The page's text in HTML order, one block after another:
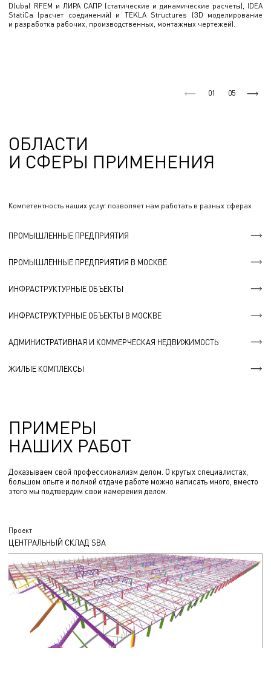
Наши эксперты по железобетонным конструкциям знают,
как найти подход к любому проекту, будь то жилой дом или
Dlubal RFEM и ЛИРА САПР (статические и динамические расчеты), IDEA
StatiCa (расчет соединений) и TEKLA Structures (ЗD моделирование
и разработка рабочих, производственных, монтажных чертежей).
01 05
ОБЛАСТИ
И СФЕРЫ ПРИМЕНЕНИЯ
Компетентность наших услуг позволяет нам работать в разных сферах
ПРОМЫШЛЕННЫЕ ПРЕДПРИЯТИЯ
ПРОМЫШЛЕННЫЕ ПРЕДПРИЯТИЯ В МОСКВЕ
ИНФРАСТРУКТУРНЫЕ ОБЪЕКТЫ
ИНФРАСТРУКТУРНЫЕ ОБЪЕКТЫ В МОСКВЕ
АДМИНИСТРАТИВНАЯ И КОММЕРЧЕСКАЯ НЕДВИЖИМОСТЬ
ЖИЛЫЕ КОМПЛЕКСЫ
ПРИМЕРЫ
НАШИХ РАБОТ
Доказываем свой профессионализм делом. О крутых специалистах,
большом опыте и полной отдаче работе можно написать много, вместо
этого мы подтвердим свои намерения делом.
Проект
ЦЕНТРАЛЬНЫЙ СКЛАД SBA